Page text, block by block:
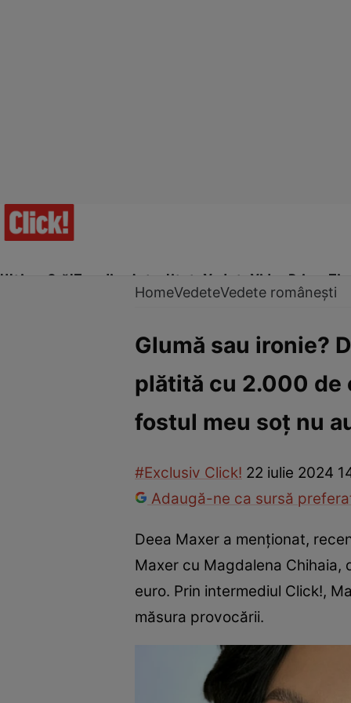
Ultima Oră!Trending Actualitate Vedete Video Prime
Vedete internaționaleVedete româneștiInterviurile
HomeVedeteVedete românești
Glumă sau ironie?
plătită cu 2.000 de
fostul meu soț nu
#Exclusiv Click! 22 iulie 2024
Adaugă-ne ca sursă
Deea Maxer a menționat,
Maxer cu Magdalena
euro. Prin intermediul Click!,
măsura provocării.